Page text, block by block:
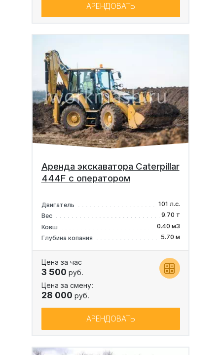
АРЕНДОВАТЬ
Аренда экскаватора Caterpillar
444F с оператором
Двигатель
101 л.с.
Вес
9.70 т
Ковш
0.40 м3
Глубина копания
5.70 м
Цена за час
3 500 руб.
Цена за смену:
28 000 руб.
АРЕНДОВАТЬ